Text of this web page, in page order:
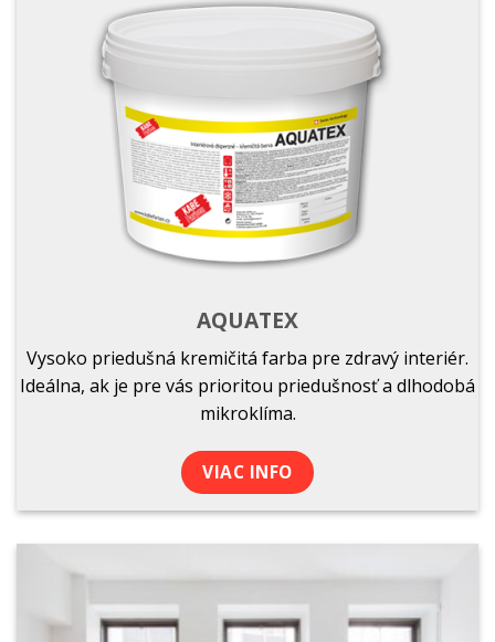
AQUATEX
Vysoko priedušná kremičitá farba pre zdravý interiér.
Ideálna, ak je pre vás prioritou priedušnosť a dlhodobá
mikroklíma.
VIAC INFO